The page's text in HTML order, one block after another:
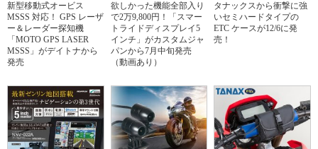
新型移動式オービス
MSSS 対応！ GPS レーザ
ー＆レーダー探知機
「MOTO GPS LASER
MSSS」がデイトナから
発売
欲しかった機能全部入り
で2万9,800円！「スマー
トライドディスプレイ5
インチ」がカスタムジャ
パンから7月中旬発売
（動画あり）
タナックスから衝撃に強
いセミハードタイプの
ETC ケースが12/6に発
売！